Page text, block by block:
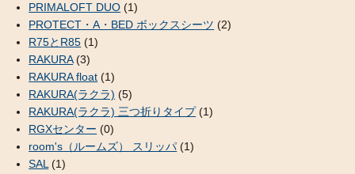
PRIMALOFT DUO (1)
PROTECT・A・BED ボックスシーツ (2)
R75とR85 (1)
RAKURA(3)
RAKURA float (1)
RAKURA(ラクラ) (5)
RAKURA(ラクラ) 三つ折りタイプ(1)
RGXセンター (0)
room's（ルームズ） スリッパ (1)
SAL (1)